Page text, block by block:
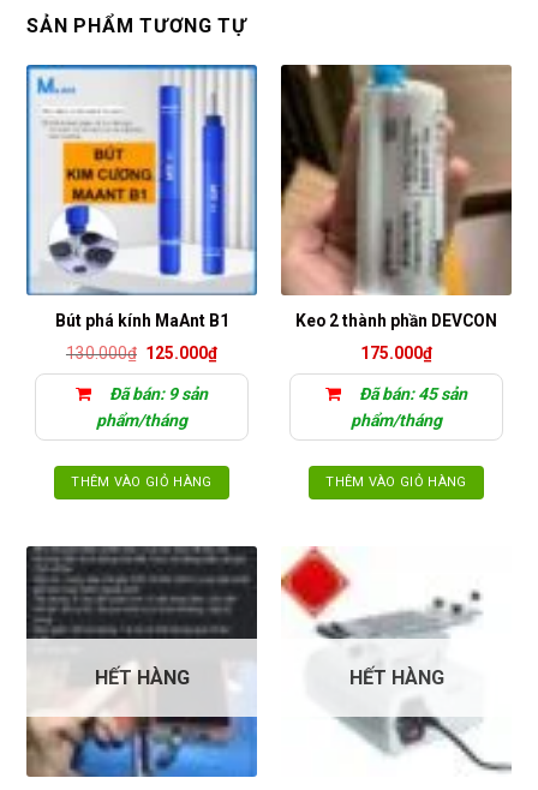
SẢN PHẨM TƯƠNG TỰ
Bút phá kính MaAnt B1
130.000₫ Giá
là:
130.000₫.
125.000₫Giá
Đã bán: 9 sản
phẩm/tháng
THÊM VÀO GIỎ HÀNG
Keo 2 thành phần DEVCON
175.000₫
Đã bán: 45 sản
phẩm/tháng
THÊM VÀO GIỎ HÀNG
HẾT HÀNG HẾT HÀNG